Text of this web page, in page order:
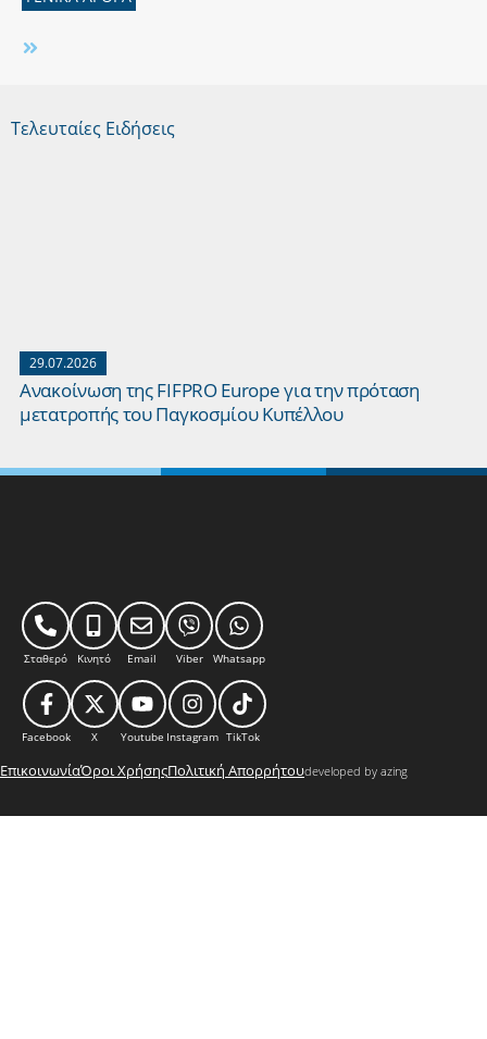
Τελευταίες Ειδήσεις
29.07.2026
Ανακοίνωση της FIFPRO Europe για την πρόταση
μετατροπής του Παγκοσμίου Κυπέλλου
Σταθερό Κινητό Email Viber Whatsapp
Facebook X Youtube Instagram TikTok
ΕπικοινωνίαΌροι ΧρήσηςΠολιτική Απορρήτουdeveloped by azing